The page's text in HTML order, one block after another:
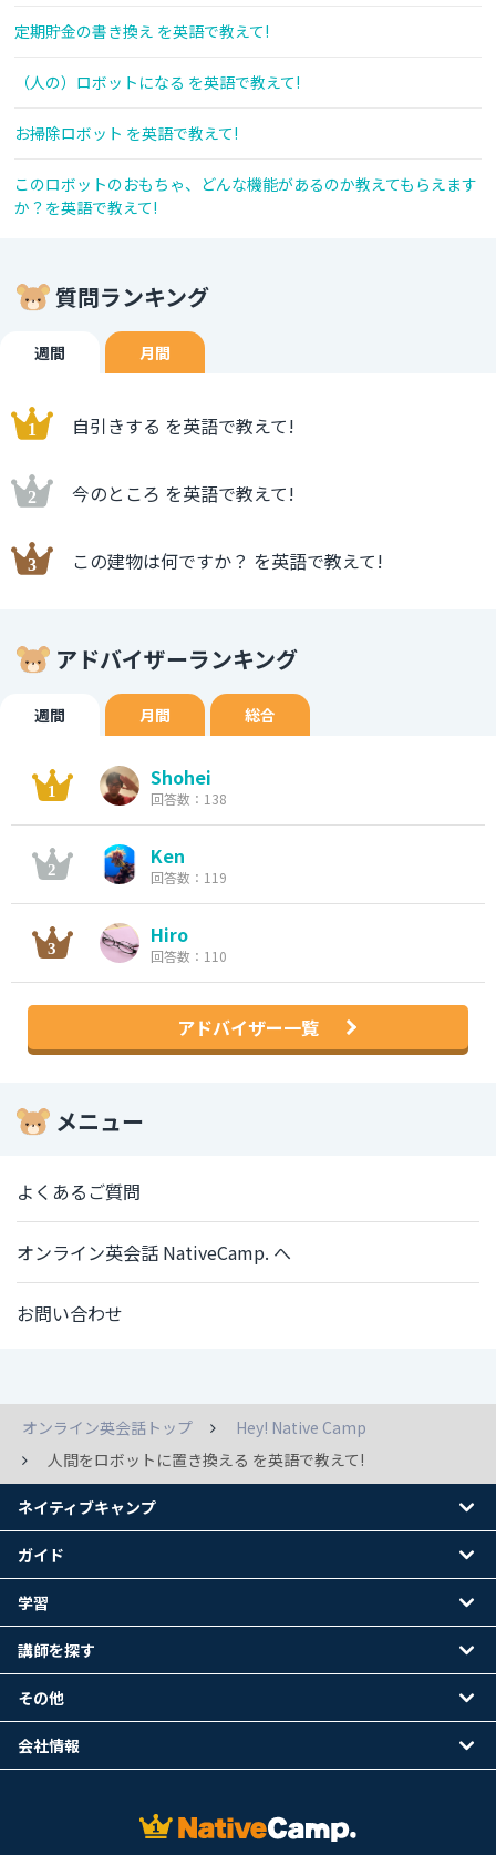
定期貯金の書き換え を英語で教えて!
（人の）ロボットになる を英語で教えて!
お掃除ロボット を英語で教えて!
このロボットのおもちゃ、どんな機能があるのか教えてもらえます
か？を英語で教えて!
質問ランキング
週間 月間
自引きする を英語で教えて!
今のところ を英語で教えて!
この建物は何ですか？ を英語で教えて!
アドバイザーランキング
週間 月間 総合
Shohei
回答数：138
Ken
回答数：119
Hiro
回答数：110
アドバイザー一覧
メニュー
よくあるご質問
オンライン英会話 NativeCamp. へ
お問い合わせ
オンライン英会話トップ
Hey! Native Camp
人間をロボットに置き換える を英語で教えて!
ネイティブキャンプ
ガイド
学習
講師を探す
その他
会社情報